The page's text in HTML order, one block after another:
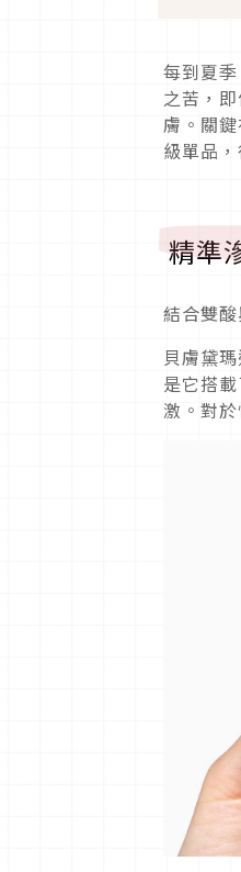
每到夏
之苦，
膚。關
級單品
精準
結合雙
貝膚黛
是它搭
激。對